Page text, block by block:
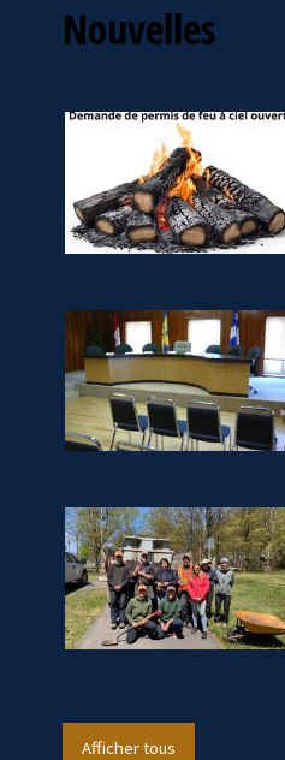
Nouvelles
Afficher tous